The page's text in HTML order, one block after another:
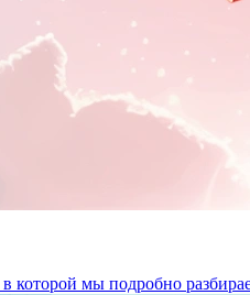
которой мы подробно